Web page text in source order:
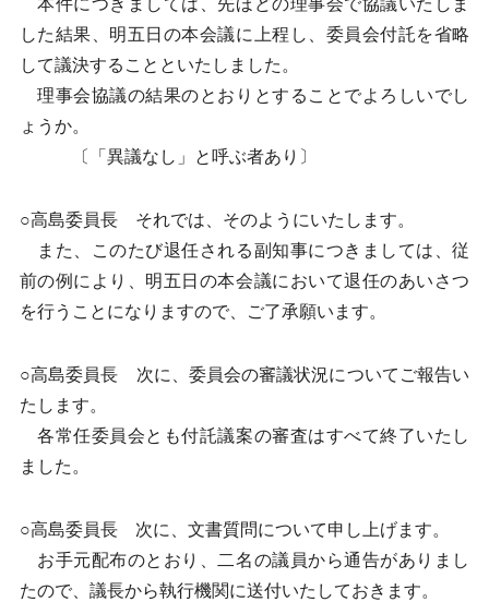
本件につきましては、先ほどの理事会で協議いたしま
した結果、明五日の本会議に上程し、委員会付託を省略
して議決することといたしました。
理事会協議の結果のとおりとすることでよろしいでし
ょうか。
〔「異議なし」と呼ぶ者あり〕
○高島委員長 それでは、そのようにいたします。
また、このたび退任される副知事につきましては、従
前の例により、明五日の本会議において退任のあいさつ
を行うことになりますので、ご了承願います。
○高島委員長 次に、委員会の審議状況についてご報告い
たします。
各常任委員会とも付託議案の審査はすべて終了いたし
ました。
○高島委員長 次に、文書質問について申し上げます。
お手元配布のとおり、二名の議員から通告がありまし
たので、議長から執行機関に送付いたしておきます。